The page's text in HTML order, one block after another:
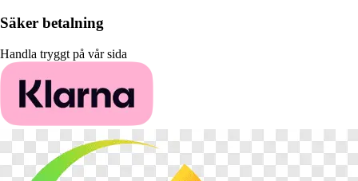
Säker betalning
Handla tryggt på vår sida